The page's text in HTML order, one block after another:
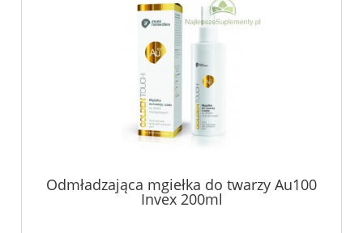
Odmładzająca mgiełka do twarzy Au100
Invex 200ml